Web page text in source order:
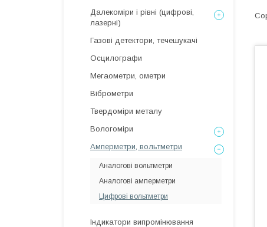
Далекоміри і рівні (цифрові,
лазерні)
Газові детектори, течешукачі
Осцилографи
Мегаометри, ометри
Віброметри
Твердоміри металу
Вологоміри
Амперметри, вольтметри
Аналогові вольтметри
Аналогові амперметри
Цифрові вольтметри
Індикатори випромінювання